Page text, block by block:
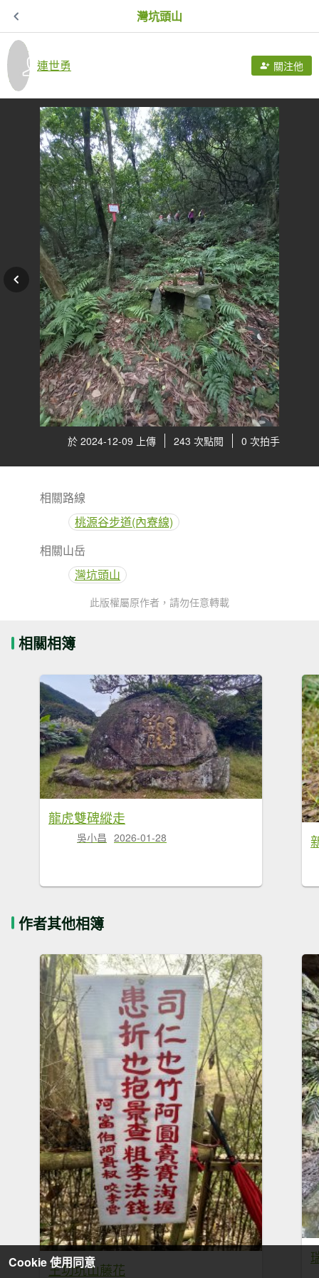
灣坑頭山
連世勇 關注他
於 2024-12-09 上傳 243 次點閱 0 次拍手
相關路線
桃源谷步道(內寮線)
相關山岳
灣坑頭山
此版權屬原作者，請勿任意轉載
相關相簿
龍虎雙碑縱走
吳小昌 2026-01-28
作者其他相簿
王功坑山藤花
Cookie 使用同意